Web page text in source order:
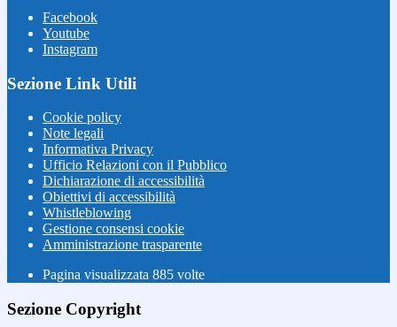
Facebook
Youtube
Instagram
Sezione Link Utili
Cookie policy
Note legali
Informativa Privacy
Ufficio Relazioni con il Pubblico
Dichiarazione di accessibilità
Obiettivi di accessibilità
Whistleblowing
Gestione consensi cookie
Amministrazione trasparente
Pagina visualizzata 885 volte
Sezione Copyright